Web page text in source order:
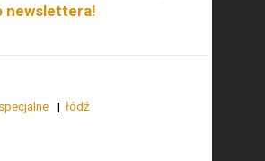
newslettera!
łódź